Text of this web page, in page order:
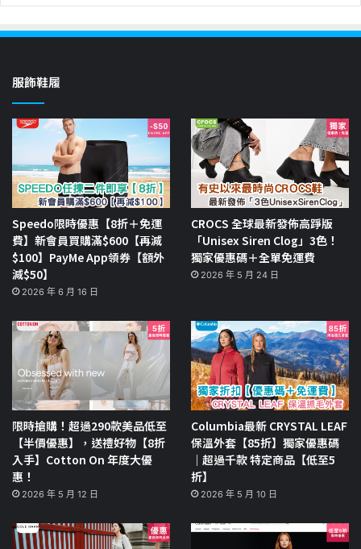
服飾鞋履
Speedo限時優惠【8折＋免運
費】新會員買購滿$600【再減
$100】PayMe App領券【額外
減$50】
2026 年 6 月 16 日
CROCS 全球最新發佈高踭版
「Unisex Siren Clog」3色！
獨家優惠碼＋全單免運費
2026 年 5 月 24 日
限時搶購！超過290款美品低至
【半價優惠】，送禮好物【8折
入手】Cotton On 年度大優
惠！
2026 年 5 月 12 日
Columbia最新 CRYSTAL LEAF
保溫外套【85折】獨家優惠碼
｜超過千款 特定商品【低至5
折】
2026 年 5 月 10 日